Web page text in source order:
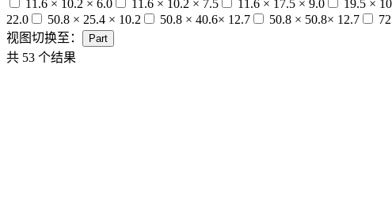
11.6 × 10.2 × 6.0
11.6 × 10.2 × 7.5 11.6 × 17.5 × 9.0 19.5 ×
22.0
50.8 × 25.4 × 10.2 50.8 × 40.6× 12.7 50.8 × 50.8× 12.7
视图切换至：
Part
共 53 个结果